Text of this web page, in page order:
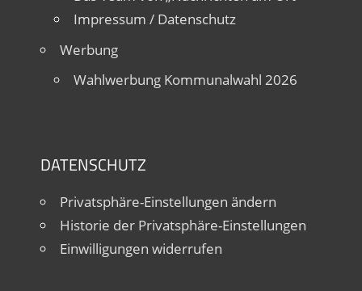
Impressum / Datenschutz
Werbung
Wahlwerbung Kommunalwahl 2026
DATENSCHUTZ
Privatsphäre-Einstellungen ändern
Historie der Privatsphäre-Einstellungen
Einwilligungen widerrufen